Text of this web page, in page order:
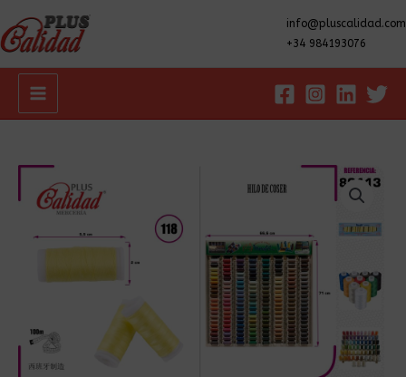
info@pluscalidad.com
+34 984193076
Main